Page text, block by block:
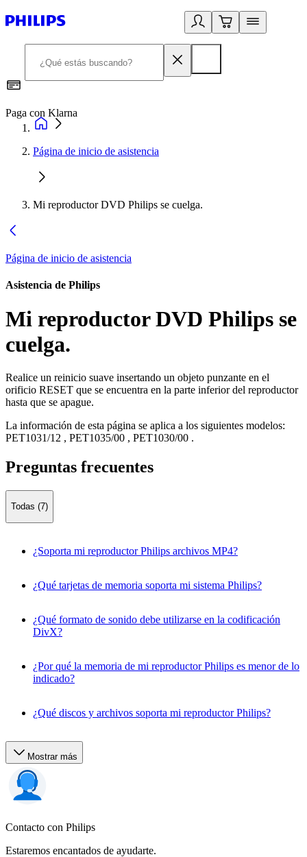
Paga con Klarna
Página de inicio de asistencia
Mi reproductor DVD Philips se cuelga.
Página de inicio de asistencia
Asistencia de Philips
Mi reproductor DVD Philips se
cuelga.
Realice un reinicio suave insertando un objeto punzante en el
orificio RESET que se encuentra en la parte inferior del reproductor
hasta que se apague.
La información de esta página se aplica a los siguientes modelos:
PET1031/12 , PET1035/00 , PET1030/00 .
Preguntas frecuentes
Todas (7)
¿Soporta mi reproductor Philips archivos MP4?
¿Qué tarjetas de memoria soporta mi sistema Philips?
¿Qué formato de sonido debe utilizarse en la codificación
DivX?
¿Por qué la memoria de mi reproductor Philips es menor de lo
indicado?
¿Qué discos y archivos soporta mi reproductor Philips?
Mostrar más
Contacto con Philips
Estaremos encantados de ayudarte.